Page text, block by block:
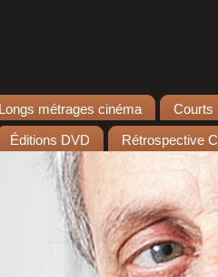
Longs métrages cinéma Courts
Éditions DVD Rétrospective